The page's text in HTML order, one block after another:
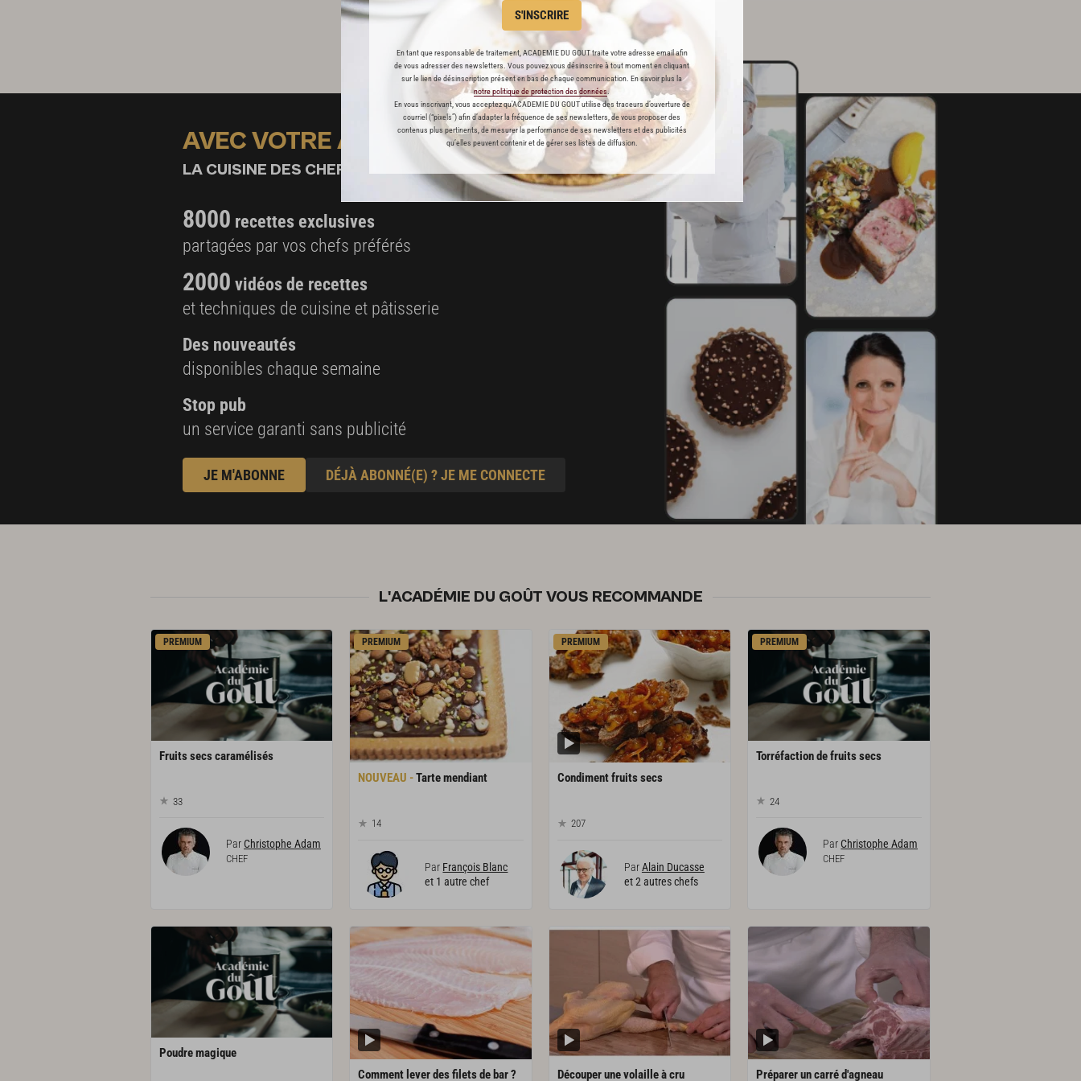
S'INSCRIRE
En tant que responsable de traitement, ACADEMIE DU GOUT traite votre adresse email afin
de vous adresser des newsletters. Vous pouvez vous désinscrire à tout moment en cliquant
sur le lien de désinscription présent en bas de chaque communication. En savoir plus la
notre politique de protection des données.
En vous inscrivant, vous acceptez qu'ACADEMIE DU GOUT utilise des traceurs d’ouverture de
courriel (“pixels”) afin d’adapter la fréquence de ses newsletters, de vous proposer des
contenus plus pertinents, de mesurer la performance de ses newsletters et des publicités
qu’elles peuvent contenir et de gérer ses listes de diffusion.
Débarrasser le pain sur une grille et le laisser refroidir.
Cette recette est réservée aux abonnés Premium
AVEC VOTRE ABONNEMENT PREMIUM
LA CUISINE DES CHEFS, ENFIN ACCESSIBLE !
8000 recettes exclusives
partagées par vos chefs préférés
2000 vidéos de recettes
et techniques de cuisine et pâtisserie
Des nouveautés
disponibles chaque semaine
Stop pub
un service garanti sans publicité
JE M'ABONNE DÉJÀ ABONNÉ(E) ? JE ME CONNECTE
L'ACADÉMIE DU GOÛT VOUS RECOMMANDE
PREMIUM
Fruitssecscaramélisés
33
Par Christophe Adam
CHEF
PREMIUM
Tartemendiant
14
Par François Blanc
et 1 autre chef
PREMIUM
Condimentfruitssecs
207
ParAlain Ducasse
et 2 autres chefs
PREMIUM
Torréfactiondefruitssecs
24
Par Christophe Adam
CHEF
Poudremagique
Comment leverdesfiletsde bar? Découperunevolailleàcru Prépareruncarréd'agneau